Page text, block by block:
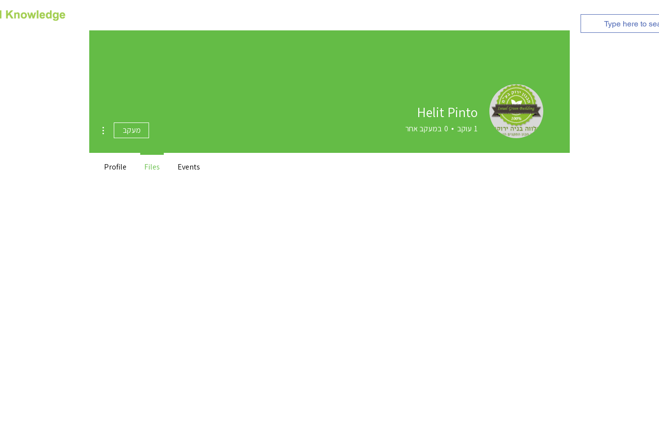
Helit Pinto
1 עוקב 0 במעקב אחר מעקב
Profile Files Events